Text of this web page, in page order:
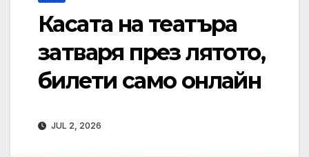
Касата на театъра
затваря през лятото,
билети само онлайн
JUL 2, 2026